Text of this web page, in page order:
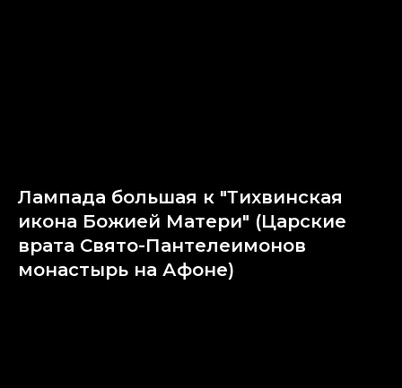
Лампада большая к "Тихвинская
икона Божией Матери" (Царские
врата Свято-Пантелеимонов
монастырь на Афоне)